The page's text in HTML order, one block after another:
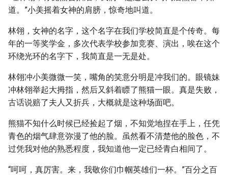
道。”小美摇着女神的肩膀，惊奇地叫道。
林翎，女神的名字，这个名字在我们学校简直是个传奇。每
年的一等奖学金，多次代表学校参加竞赛、演出，唉在这个
环绕光环的名字下，我简直是一无是处。
林翎冲小美微微一笑，嘴角的笑意分明是冲我们的。眼镜妹
冲林翎举起大拇指，然后又斜着瞟了熊猫一眼。真是失败，
古话说赔了夫人又折兵，大概就是这种场面吧。
熊猫不知什么时候已经捡起了烟，不知觉地捏在手上，任凭
青色的烟气肆意弥漫了他的脸。虽然看不清楚他的脸色，不
过凭我对他的熟悉程度，我知道他一定已经青白相间了。
“呵呵，真厉害。来，我敬你们巾帼英雄们一杯。”百分之百